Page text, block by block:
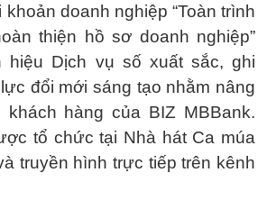
doanh nghiệp “Toàn trình
thiện hồ sơ doanh nghiệp”
hiệu Dịch vụ số xuất sắc, ghi
đổi mới sáng tạo nhằm nâng
khách hàng của BIZ MBBank.
tổ chức tại Nhà hát Ca múa
truyền hình trực tiếp trên kênh